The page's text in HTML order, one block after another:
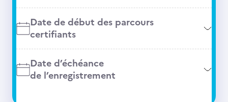
Date de début des parcours
certifiants
Date d’échéance
de l’enregistrement